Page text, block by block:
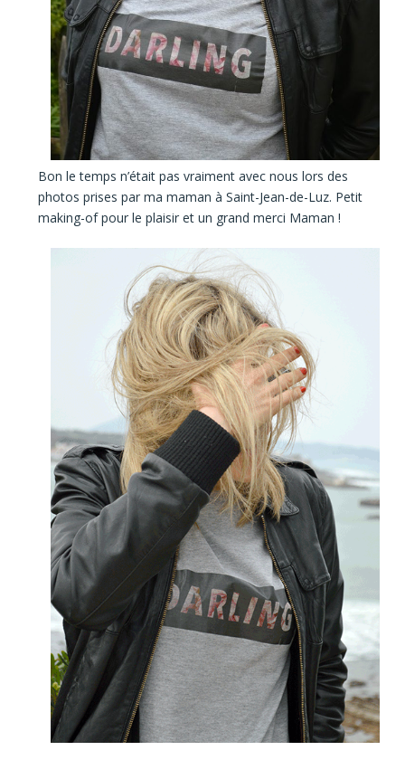
Bon le temps n’était pas vraiment avec nous lors des
photos prises par ma maman à Saint-Jean-de-Luz. Petit
making-of pour le plaisir et un grand merci Maman !